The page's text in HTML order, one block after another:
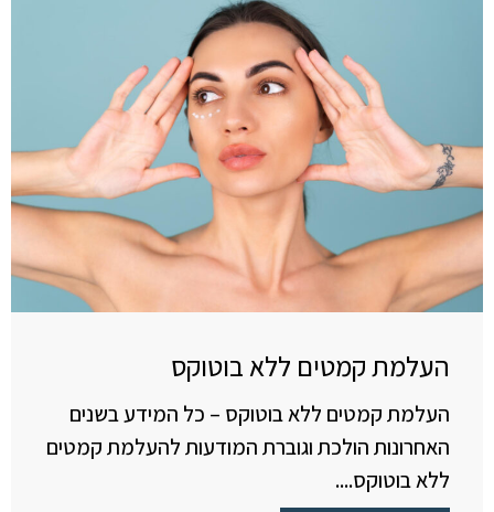
העלמת קמטים ללא בוטוקס
העלמת קמטים ללא בוטוקס – כל המידע בשנים
האחרונות הולכת וגוברת המודעות להעלמת קמטים
ללא בוטוקס....